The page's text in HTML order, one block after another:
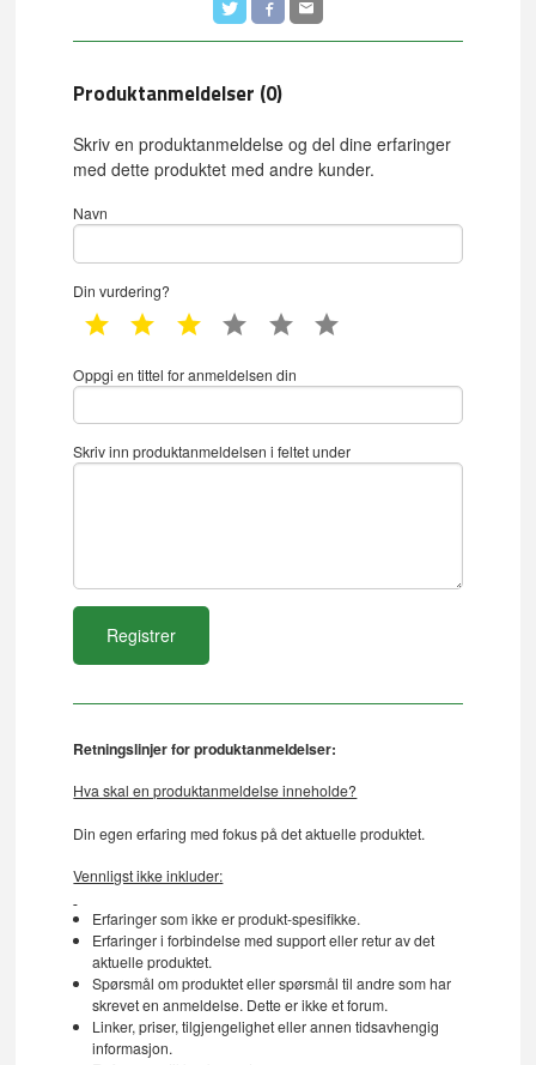
Produktanmeldelser (0)
Skriv en produktanmeldelse og del dine erfaringer
med dette produktet med andre kunder.
Navn
Din vurdering?
1 star 2 star 3 star 4 star 5 star
Oppgi en tittel for anmeldelsen din
Skriv inn produktanmeldelsen i feltet under
Retningslinjer for produktanmeldelser:
Hva skal en produktanmeldelse inneholde?
Din egen erfaring med fokus på det aktuelle produktet.
Vennligst ikke inkluder:
Erfaringer som ikke er produkt-spesifikke.
Erfaringer i forbindelse med support eller retur av det
aktuelle produktet.
Spørsmål om produktet eller spørsmål til andre som har
skrevet en anmeldelse. Dette er ikke et forum.
Linker, priser, tilgjengelighet eller annen tidsavhengig
informasjon.